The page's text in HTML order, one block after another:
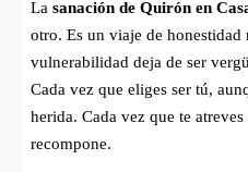
La sanación de Quirón en
otro. Es un viaje de honestidad
vulnerabilidad deja de ser
Cada vez que eliges ser tú,
herida. Cada vez que te
recompone.